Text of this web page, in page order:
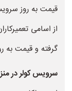
قیمت به روز
از اسامی
گرفته و قیمت به
سرویس کولر در